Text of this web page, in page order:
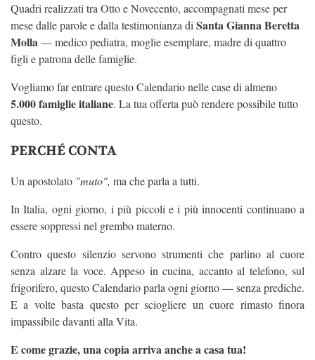
Quadri realizzati tra Otto e Novecento, accompagnati mese per
mese dalle parole e dalla testimonianza diSanta Gianna Beretta
Molla— medico pediatra, moglie esemplare, madre di quattro
figli e patrona delle famiglie.
Vogliamo far entrare questo Calendario nelle case di almeno
5.000 famiglie italiane. La tua offerta può rendere possibile tutto
questo.
PERCHÉ CONTA
Un apostolato "muto", ma che parla a tutti.
In Italia, ogni giorno, i più piccoli e i più innocenti continuano a
essere soppressi nel grembo materno.
Contro questo silenzio servono strumenti che parlino al cuore
senza alzare la voce. Appeso in cucina, accanto al telefono, sul
frigorifero, questo Calendario parla ogni giorno — senza prediche.
E a volte basta questo per sciogliere un cuore rimasto finora
impassibile davanti alla Vita.
E come grazie, una copia arriva anche a casa tua!